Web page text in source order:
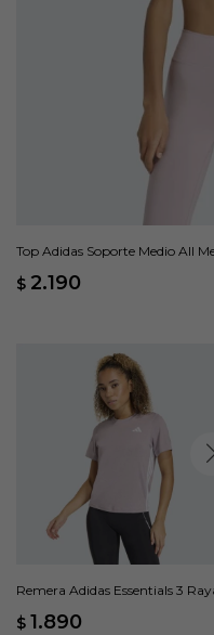
Top Adidas Soporte Medio All
$ 2.190
Remera Adidas Essentials 3
$ 1.890